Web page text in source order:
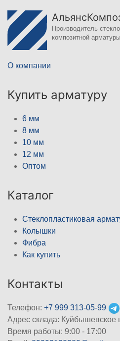
Производитель
композитной арматуры
О компании
Купить арматуру
6 мм
8 мм
10 мм
12 мм
Оптом
Каталог
Стеклопластиковая
Колышки
Фибра
Как купить
Контакты
Телефон: +7 999 313-05-99
Адрес склада: Куйбышевское
Время работы: 9:00 - 17:00